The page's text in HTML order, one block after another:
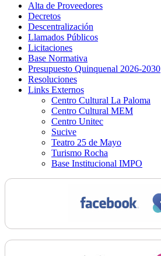
Alta de Proveedores
Decretos
Descentralización
Llamados Públicos
Licitaciones
Base Normativa
Presupuesto Quinquenal 2026-2030
Resoluciones
Links Externos
Centro Cultural La Paloma
Centro Cultural MEM
Centro Unitec
Sucive
Teatro 25 de Mayo
Turismo Rocha
Base Institucional IMPO